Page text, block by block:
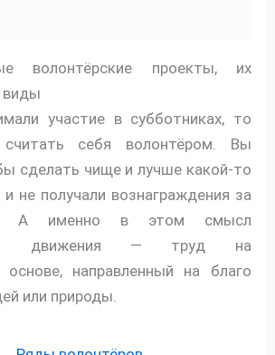
волонтёрские проекты, их
виды
участие в субботниках, то
себя волонтёром. Вы
сделать чище и лучше какой-то
не получали вознаграждения за
А именно в этом смысл
движения — труд на
основе, направленный на благо
или природы.